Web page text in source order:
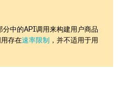
分中的API调用来构建用户商品
存在速率限制
，并不适用于用